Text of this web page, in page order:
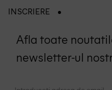
INSCRIERE
Afla toate
newsletter-ul